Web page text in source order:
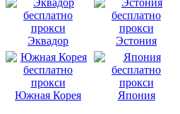
Эквадор Эстония
Южная Корея Япония